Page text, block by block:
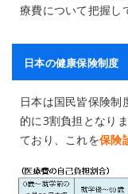
療費について把握し
日本の健康保険制度
日本は国民皆保険制
的に3割負担となり
ており、これを保険